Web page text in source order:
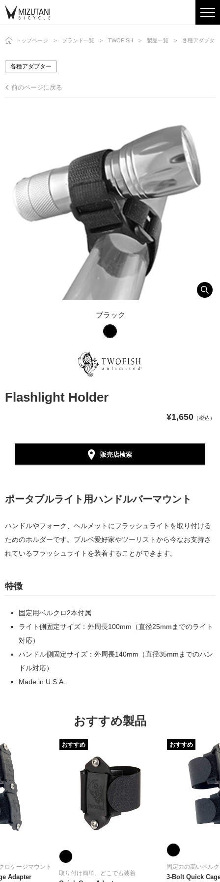
トップページ ブランド一覧 TWOFISH 製品一覧 各種アダプター
各種アダプター
前のページに戻る
Flashlight Holder
¥1,650 （税込）
ブラック
販売店検索
ポータブルライト用ハンドルバーマウント
ハンドルやフォーク、ヘルメットにフラッシュライトを取り付ける
ためのホルダーです。ブルベ愛好家やツーリストから今なお支持さ
れているフラッシュライトを装着することができます。
特徴
固定用ベルクロ2本付属
ライト側固定サイズ：外周長100mm（直径25mmまでのライト
対応）
ハンドル側固定サイズ：外周長140mm（直径35mmまでのハン
ドル対応）
Made in U.S.A.
おすすめ製品
ロケージマウント
Adapter
取り付け簡単、どこでも装着
おすすめ
固定力の高いベル
3-Bolt Quick
おすすめ